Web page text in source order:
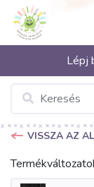
Lépj
VISSZA AZ